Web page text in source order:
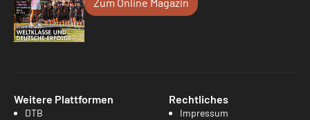
Weitere Plattformen
DTB
Rechtliches
Impressum